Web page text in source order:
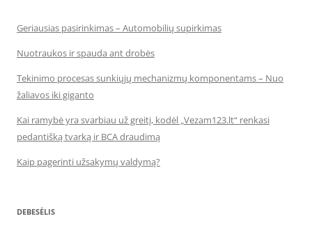
Geriausias pasirinkimas – Automobilių supirkimas
Nuotraukos ir spauda ant drobės
Tekinimo procesas sunkiųjų mechanizmų komponentams – Nuo
žaliavos iki giganto
Kai ramybė yra svarbiau už greitį, kodėl „Vezam123.lt“ renkasi
pedantišką tvarką ir BCA draudimą
Kaip pagerinti užsakymų valdymą?
DEBESĖLIS